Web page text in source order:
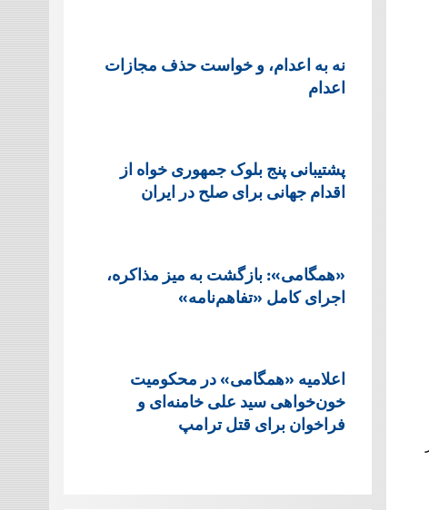
نه به اعدام، و خواست حذف مجازات
اعدام
پشتيبانی پنج بلوک جمهوری خواه از
اقدام جهانی برای صلح در ایران
«همگامی»: بازگشت به میز مذاکره،
اجرای کامل «تفاهم‌نامه»
اعلامیه «همگامی» در محکومیت
خون‌خواهی سید علی خامنه‌ای و
فراخوان برای قتل ترامپ